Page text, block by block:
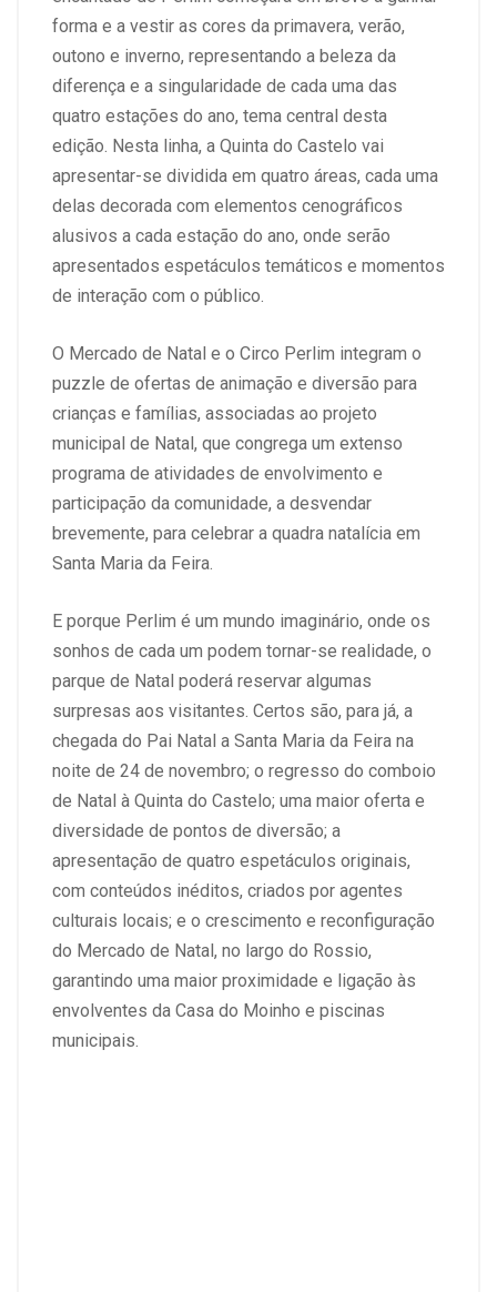
forma e a vestir as cores da primavera, verão,
outono e inverno, representando a beleza da
diferença e a singularidade de cada uma das
quatro estações do ano, tema central desta
edição. Nesta linha, a Quinta do Castelo vai
apresentar-se dividida em quatro áreas, cada uma
delas decorada com elementos cenográficos
alusivos a cada estação do ano, onde serão
apresentados espetáculos temáticos e momentos
de interação com o público.
O Mercado de Natal e o Circo Perlim integram o
puzzle de ofertas de animação e diversão para
crianças e famílias, associadas ao projeto
municipal de Natal, que congrega um extenso
programa de atividades de envolvimento e
participação da comunidade, a desvendar
brevemente, para celebrar a quadra natalícia em
Santa Maria da Feira.
E porque Perlim é um mundo imaginário, onde os
sonhos de cada um podem tornar-se realidade, o
parque de Natal poderá reservar algumas
surpresas aos visitantes. Certos são, para já, a
chegada do Pai Natal a Santa Maria da Feira na
noite de 24 de novembro; o regresso do comboio
de Natal à Quinta do Castelo; uma maior oferta e
diversidade de pontos de diversão; a
apresentação de quatro espetáculos originais,
com conteúdos inéditos, criados por agentes
culturais locais; e o crescimento e reconfiguração
do Mercado de Natal, no largo do Rossio,
garantindo uma maior proximidade e ligação às
envolventes da Casa do Moinho e piscinas
municipais.